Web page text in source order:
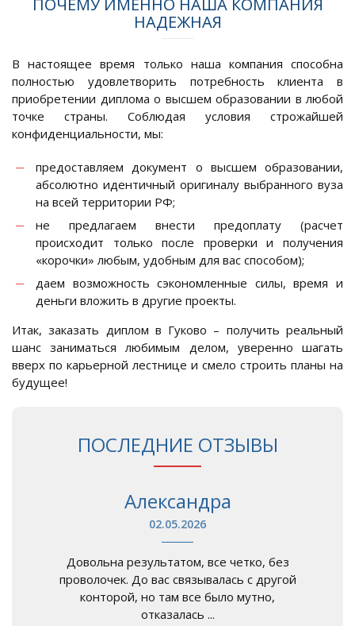
НАДЕЖНАЯ
В настоящее время только наша компания способна
полностью удовлетворить потребность клиента в
приобретении диплома о высшем образовании в любой
точке страны. Соблюдая условия строжайшей
конфиденциальности, мы:
предоставляем документ о высшем образовании,
абсолютно идентичный оригиналу выбранного вуза
на всей территории РФ;
не предлагаем внести предоплату (расчет
происходит только после проверки и получения
«корочки» любым, удобным для вас способом);
даем возможность сэкономленные силы, время и
деньги вложить в другие проекты.
Итак, заказать диплом в Гуково – получить реальный
шанс заниматься любимым делом, уверенно шагать
вверх по карьерной лестнице и смело строить планы на
будущее!
ПОСЛЕДНИЕ ОТЗЫВЫ
Александра
02.05.2026
Довольна результатом, все четко, без
проволочек. До вас связывалась с другой
конторой, но там все было мутно,
отказалась ...